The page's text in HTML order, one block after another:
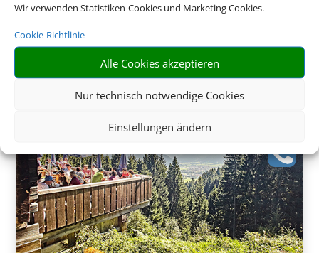
Wir verwenden Statistiken-Cookies und Marketing Cookies.
Cookie-Richtlinie
Alle Cookies akzeptieren
Nur technisch notwendige Cookies
Einstellungen ändern
275 €